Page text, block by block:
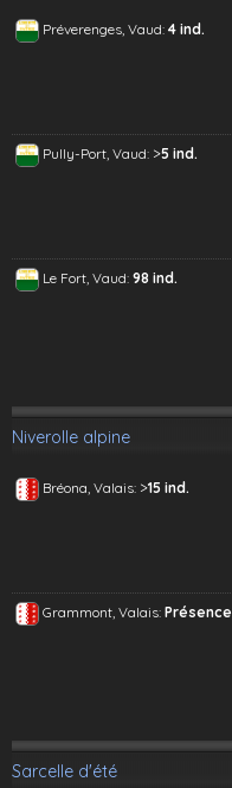
Préverenges, Vaud: 4 ind.
Pully-Port, Vaud: >5 ind.
Le Fort, Vaud: 98 ind.
Niverolle alpine
Bréona, Valais: >15 ind.
Grammont, Valais: Présence
Sarcelle d'été